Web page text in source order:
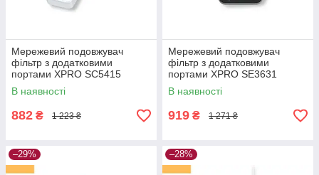
Мережевий подовжувач
фільтр з додатковими
портами XPRO SC5415
(34395-01)
В наявності
882 ₴ 1 223 ₴
Мережевий подовжувач
фільтр з додатковими
портами XPRO SE3631
(40600-01)
В наявності
919 ₴ 1 271 ₴
–29% –28%